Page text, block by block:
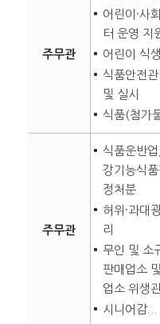
주무관
어린이·사
터 운영 지
어린이 식
식품안전
및 실시
식품(첨가
주무관
식품운반
강기능식
정처분
허위·과대
리
무인 및 소
판매업소
업소 위생
시니어감...